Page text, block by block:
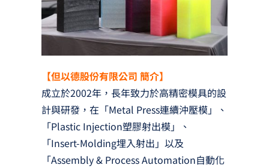
【但以德股份有限公司 簡介】
成立於2002年，長年致力於高精密模具的設
計與研發，在「Metal Press連續沖壓模」、
「Plastic Injection塑膠射出模」、
「Insert-Molding埋入射出」以及
「Assembly & Process Automation自動化